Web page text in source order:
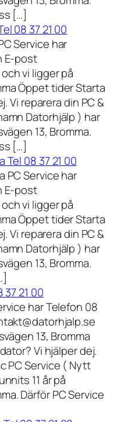
[…]
08 37 21 00
Service har
E-post
vi ligger på
Öppet tider Starta
Vi reparera din PC &
Datorhjälp ) har
13, Bromma.
[…]
Tel 08 37 21 00
PC Service har
E-post
vi ligger på
Öppet tider Starta
Vi reparera din PC &
Datorhjälp ) har
13, Bromma.
37 21 00
har Telefon 08
13, Bromma
Vi hjälper dej.
PC Service ( Nytt
11 år på
Därför PC Service